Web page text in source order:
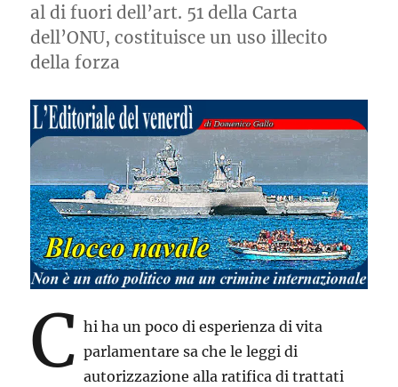
al di fuori dell’art. 51 della Carta
dell’ONU, costituisce un uso illecito
della forza
C hi ha un poco di esperienza di vita
parlamentare sa che le leggi di
autorizzazione alla ratifica di trattati